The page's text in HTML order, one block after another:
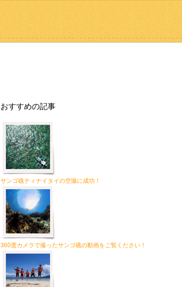
おすすめの記事
サンゴ礁ティナイタイの空撮に成功！
360度カメラで撮ったサンゴ礁の動画をご覧ください！